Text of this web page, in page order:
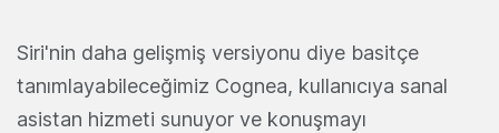
Siri'nin daha gelişmiş versiyonu diye basitçe
tanımlayabileceğimiz Cognea, kullanıcıya sanal
asistan hizmeti sunuyor ve konuşmayı